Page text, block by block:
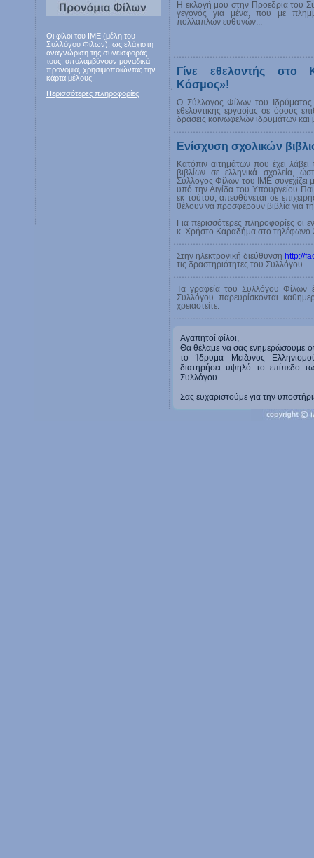
Οι φίλοι του ΙΜΕ (μέλη του
Συλλόγου Φίλων), ως ελάχιστη
αναγνώριση της συνεισφοράς
τους, απολαμβάνουν μοναδικά
προνόμια, χρησιμοποιώντας την
κάρτα μέλους.
Περισσότερες πληροφορίες
Η εκλογή μου στην Προεδρία του
γεγονός για μένα, που με
πολλαπλών ευθυνών...
Γίνε εθελοντής στο
Κόσμος»!
Ο Σύλλογος Φίλων του Ιδρύματος
εθελοντικής εργασίας σε όσους
δράσεις κοινωφελών ιδρυμάτων
Ενίσχυση σχολικών
Κατόπιν αιτημάτων που έχει
βιβλίων σε ελληνικά σχολεία,
Σύλλογος Φίλων του ΙΜΕ συνεχίζει
υπό την Αιγίδα του Υπουργείου
εκ τούτου, απευθύνεται σε
θέλουν να προσφέρουν βιβλία για
Για περισσότερες πληροφορίες οι
κ. Χρήστο Καραδήμα στο τηλέφωνο
Στην ηλεκτρονική διεύθυνση http://
τις δραστηριότητες του Συλλόγου.
Τα γραφεία του Συλλόγου Φίλων
Συλλόγου παρευρίσκονται
χρειαστείτε.
Αγαπητοί φίλοι,
Θα θέλαμε να σας ενημερώσουμε
το Ίδρυμα Μείζονος
διατηρήσει υψηλό το επίπεδο
Συλλόγου.
Σας ευχαριστούμε για την